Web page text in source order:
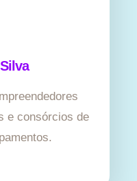
e consórcios de